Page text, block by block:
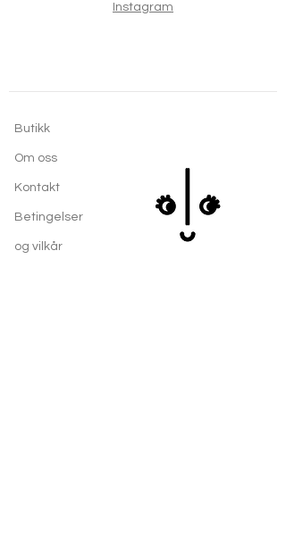
Instagram
Butikk
Om oss
Kontakt
Betingelser
og vilkår